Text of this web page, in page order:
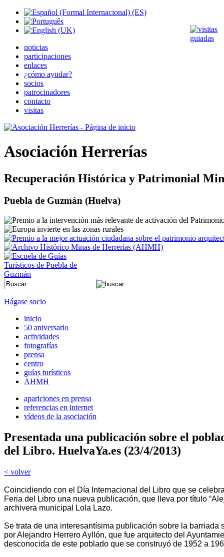
noticias
participaciones
enlaces
¿cómo ayudar?
socios
patrocinadores
contacto
visitas
Asociación Herrerías
Recuperación Histórica y Patrimonial
Puebla de Guzmán (Huelva)
Hágase socio
inicio
50 aniversario
actividades
fotografías
prensa
centro
guías turísticos
AHMH
apariciones en prensa
referencias en internet
vídeos de la asociación
Presentada una publicación sobre el
del Libro. HuelvaYa.es (23/4/2013)
< volver
Coincidiendo con el Día Internacional del Libro que se
Feria del Libro una nueva publicación, que lleva por título
archivera municipal Lola Lazo.
Se trata de una interesantísima publicación sobre la
por Alejandro Herrero Ayllón, que fue arquitecto del
desconocida de este poblado que se construyó de 1952 a